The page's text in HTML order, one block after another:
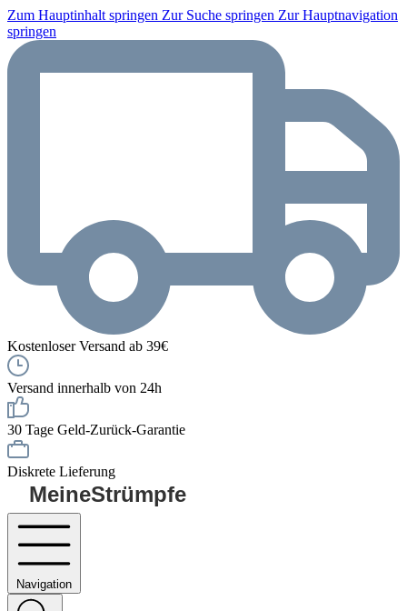
Zum Hauptinhalt springen Zur Suche springen Zur Hauptnavigation
springen
Kostenloser Versand ab 39€
Versand innerhalb von 24h
30 Tage Geld-Zurück-Garantie
Diskrete Lieferung
MeineStrümpfe
Navigation